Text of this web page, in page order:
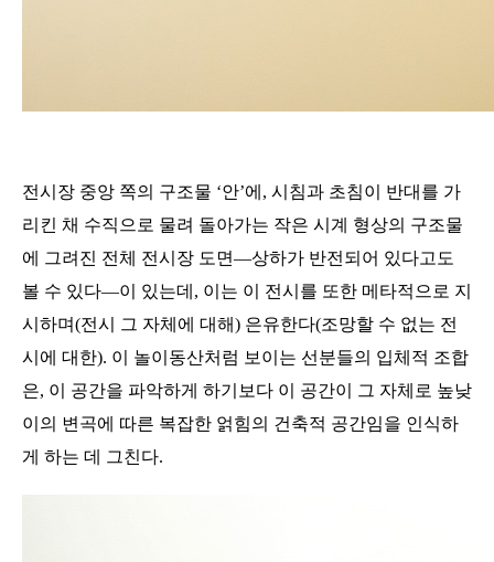
전시장 중앙 쪽의 구조물 ‘안’에 , 시침과 초침이 반대를 가
리킨 채 수직으로 물려 돌아가는 작은 시계 형상의 구조물
에 그려진 전체 전시장 도면―상하가 반전되어 있다고도
볼 수 있다―이 있는데 , 이는 이 전시를 또한 메타적으로 지
시하며(전시 그 자체에 대해) 은유한다(조망할 수 없는 전
시에 대한). 이 놀이동산처럼 보이는 선분들의 입체적 조합
은, 이 공간을 파악하게 하기보다 이 공간이 그 자체로 높낮
이의 변곡에 따른 복잡한 얽힘의 건축적 공간임을 인식하
게 하는 데 그친다.